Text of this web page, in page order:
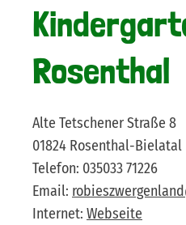
Rosenthal
Alte Tetschener Straße 8
01824 Rosenthal-Bielatal
Telefon: 035033 71226
Email:
Internet: Webseite